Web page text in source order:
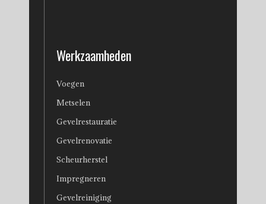
Werkzaamheden
Voegen
Metselen
Gevelrestauratie
Gevelrenovatie
Scheurherstel
Impregneren
Gevelreiniging